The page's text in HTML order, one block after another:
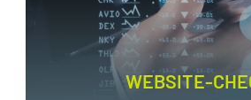
WEBSITE-